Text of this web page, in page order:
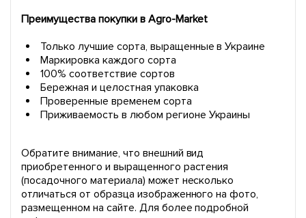
Преимущества покупки в Agro-Market
Только лучшие сорта, выращенные в Украине
Маркировка каждого сорта
100% соответствие сортов
Бережная и целостная упаковка
Проверенные временем сорта
Приживаемость в любом регионе Украины
Обратите внимание, что внешний вид
приобретенного и выращенного растения
(посадочного материала) может несколько
отличаться от образца изображенного на фото,
размещенном на сайте. Для более подробной